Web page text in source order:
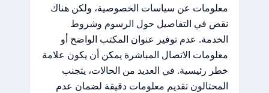
معلومات عن سياسات الخصوصية، ولكن هناك
نقص في التفاصيل حول الرسوم وشروط
الخدمة. عدم توفير عنوان المكتب الواضح أو
معلومات الاتصال المباشرة يمكن أن يكون علامة
خطر رئيسية. في العديد من الحالات، يتجنب
المحتالون تقديم معلومات دقيقة لضمان عدم